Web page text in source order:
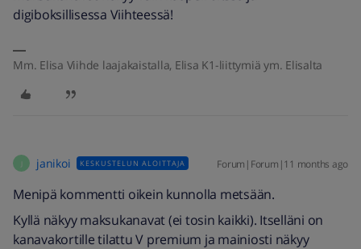
digiboksillisessa Viihteessä!
Mm. Elisa Viihde laajakaistalla, Elisa K1-liittymiä ym. Elisalta
janikoi KESKUSTELUN ALOITTAJA Forum|Forum|11 months ago
Menipä kommentti oikein kunnolla metsään.
Kyllä näkyy maksukanavat (ei tosin kaikki). Itselläni on
kanavakortille tilattu V premium ja mainiosti näkyy